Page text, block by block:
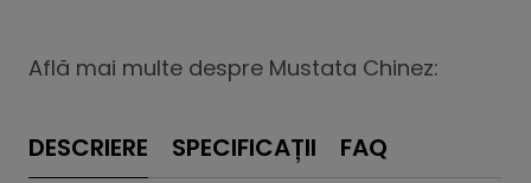
Află mai multe despre Mustata Chinez:
DESCRIERE SPECIFICAȚII FAQ